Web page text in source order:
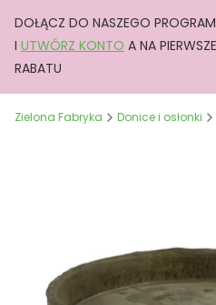
DOŁĄCZ DO NASZEGO
I UTWÓRZ KONTO A NA
RABATU
Zielona Fabryka Donice i osłonki